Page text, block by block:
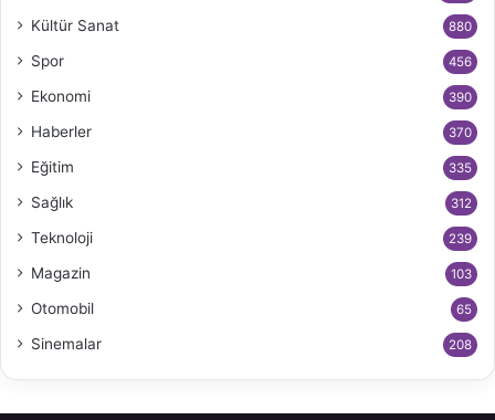
Kültür Sanat 880
Spor 456
Ekonomi 390
Haberler 370
Eğitim 335
Sağlık 312
Teknoloji 239
Magazin 103
Otomobil 65
Sinemalar 208